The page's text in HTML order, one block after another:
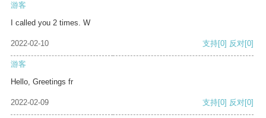
游客
I called you 2 times. W
2022-02-10 支持[0] 反对[0]
游客
Hello, Greetings fr
2022-02-09 支持[0] 反对[0]